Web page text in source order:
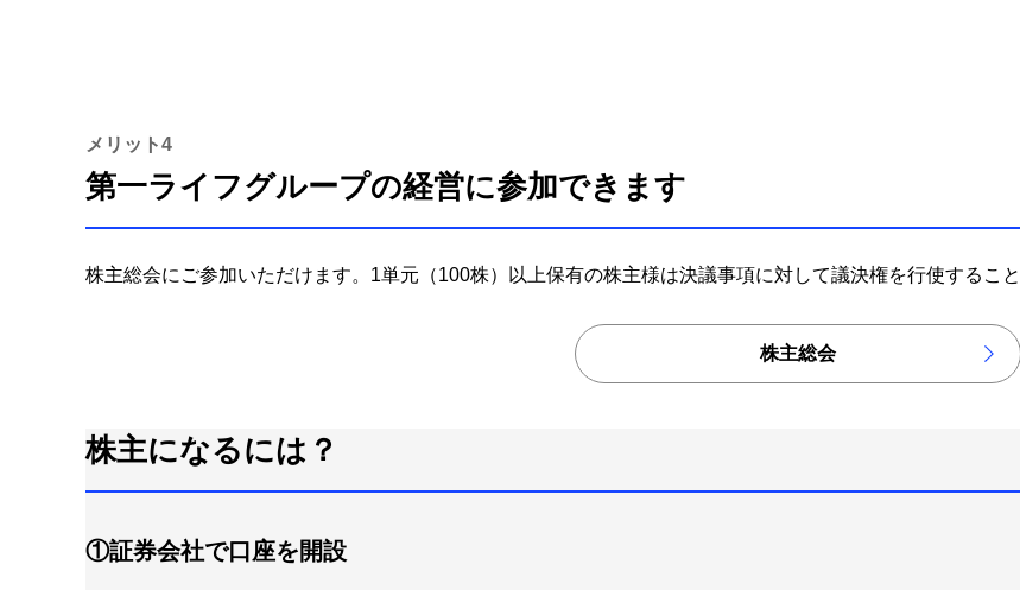
メリット4
第一ライフグループの経営に参加できます
株主総会にご参加いただけます。1単元（100株）以上保有の株主様は決議事項に対して議決権を行使するこ
株主総会
株主になるには？
①証券会社で口座を開設